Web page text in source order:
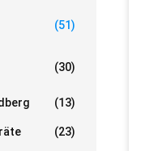
(51)
(30)
(13)
(23)